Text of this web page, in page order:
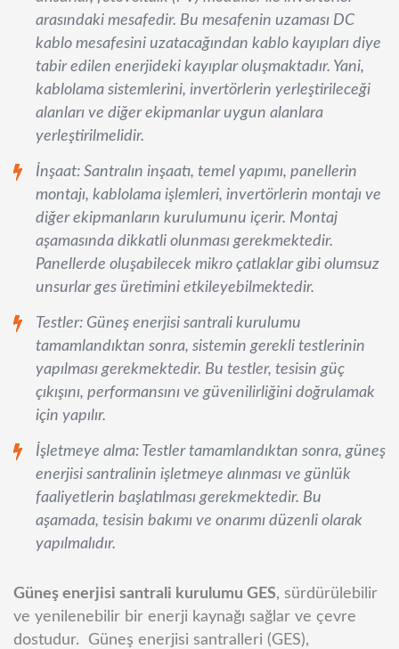
arasındaki mesafedir. Bu mesafenin uzaması DC
kablo mesafesini uzatacağından kablo kayıpları diye
tabir edilen enerjideki kayıplar oluşmaktadır. Yani,
kablolama sistemlerini, invertörlerin yerleştirileceği
alanları ve diğer ekipmanlar uygun alanlara
yerleştirilmelidir.
İnşaat: Santralın inşaatı, temel yapımı, panellerin
montajı, kablolama işlemleri, invertörlerin montajı ve
diğer ekipmanların kurulumunu içerir. Montaj
aşamasında dikkatli olunması gerekmektedir.
Panellerde oluşabilecek mikro çatlaklar gibi olumsuz
unsurlar ges üretimini etkileyebilmektedir.
Testler: Güneş enerjisi santrali kurulumu
tamamlandıktan sonra, sistemin gerekli testlerinin
yapılması gerekmektedir. Bu testler, tesisin güç
çıkışını, performansını ve güvenilirliğini doğrulamak
için yapılır.
İşletmeye alma: Testler tamamlandıktan sonra, güneş
enerjisi santralinin işletmeye alınması ve günlük
faaliyetlerin başlatılması gerekmektedir. Bu
aşamada, tesisin bakımı ve onarımı düzenli olarak
yapılmalıdır.
Güneş enerjisi santrali kurulumu GES, sürdürülebilir
ve yenilenebilir bir enerji kaynağı sağlar ve çevre
dostudur.
Güneş enerjisi santralleri (GES),